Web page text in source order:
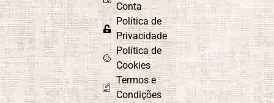
Conta
Política de
Privacidade
Política de
Cookies
Termos e
Condições